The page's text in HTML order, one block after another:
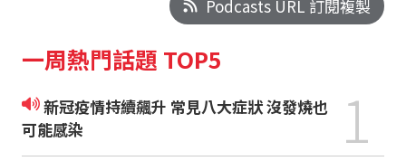
Podcasts URL 訂閱複製
一周熱門話題 TOP5
新冠疫情持續飆升 常見八大症狀 沒發燒也
可能感染
1